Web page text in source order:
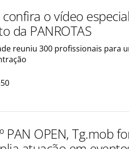
confira o vídeo
da PANROTAS
reuniu 300 profissionais para
PAN OPEN, Tg.mob